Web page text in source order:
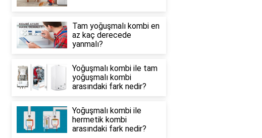
Tam yoğuşmalı kombi en
az kaç derecede
yanmalı?
Yoğuşmalı kombi ile tam
yoğuşmalı kombi
arasındaki fark nedir?
Yoğuşmalı kombi ile
hermetik kombi
arasındaki fark nedir?